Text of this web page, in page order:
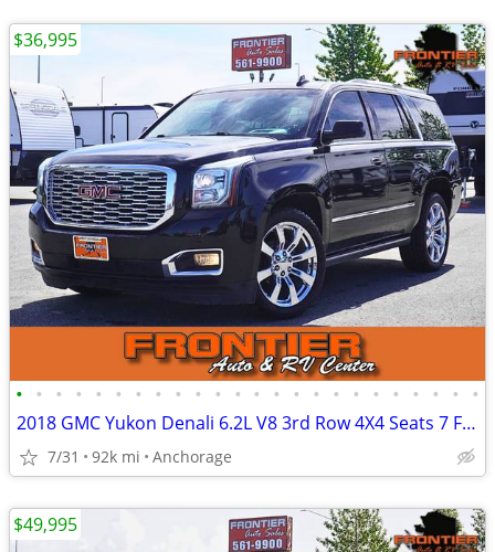
• • • • • • • • • • • • • • • • • • • • • • • •
2018 GMC Yukon Denali 6.2L V8 3rd Row 4X4 Seats 7 Full Size SUV
7/31 92k mi Anchorage
$36,995
$49,995